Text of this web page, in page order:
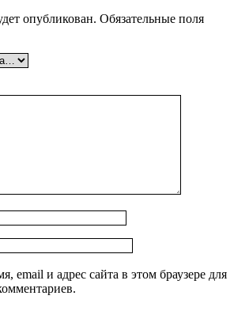
опубликован. Обязательные поля
email и адрес сайта в этом браузере для